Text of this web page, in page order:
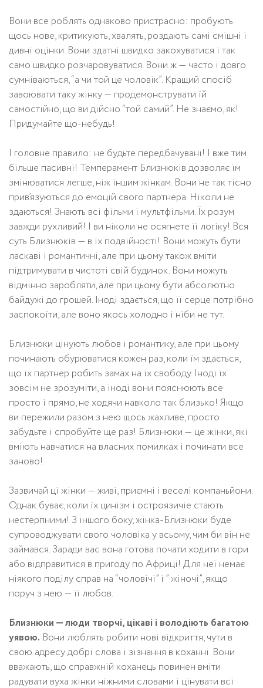
Вони все роблять однаково пристрасно: пробують
щось нове, критикують, хвалять, роздають самі смішні і
дивні оцінки. Вони здатні швидко закохуватися і так
само швидко розчаровуватися. Вони ж — часто і довго
сумніваються, “а чи той це чоловік”. Кращий спосіб
завоювати таку жінку — продемонструвати їй
самостійно, що ви дійсно “той самий”. Не знаємо, як!
Придумайте що-небудь!
І головне правило: не будьте передбачувані! І вже тим
більше пасивні! Темперамент Близнюків дозволяє їм
змінюватися легше, ніж іншим жінкам. Вони не так тісно
прив’язуються до емоцій свого партнера. Ніколи не
здаються! Знають всі фільми і мультфільми. Їх розум
завжди рухливий! І ви ніколи не осягнете її логіку! Вся
суть Близнюків — в їх подвійності! Вони можуть бути
ласкаві і романтичні, але при цьому також вміти
підтримувати в чистоті свій будинок. Вони можуть
відмінно заробляти, але при цьому бути абсолютно
байдужі до грошей. Іноді здається, що її серце потрібно
заспокоїти, але воно якось холодно і ніби не тут.
Близнюки цінують любов і романтику, але при цьому
починають обурюватися кожен раз, коли їм здається,
що їх партнер робить замах на їх свободу. Іноді їх
зовсім не зрозуміти, а іноді вони пояснюють все
просто і прямо, не ходячи навколо так близько! Якщо
ви пережили разом з нею щось жахливе, просто
забудьте і спробуйте ще раз! Близнюки — це жінки, які
вміють навчатися на власних помилках і починати все
заново!
Зазвичай ці жінки — живі, приємні і веселі компаньйони.
Однак буває, коли їх цинізм і остроязичіе стають
нестерпними! З іншого боку, жінка-Близнюки буде
супроводжувати свого чоловіка у всьому, чим би він не
займався. Заради вас вона готова почати ходити в гори
або відправитися в пригоду по Африці! Для неї немає
ніякого поділу справ на “чоловічі” і ” жіночі”, якщо
поруч з нею — її любов.
Близнюки — люди творчі, цікаві і володіють багатою
уявою. Вони люблять робити нові відкриття, чути в
свою адресу добрі слова і зізнання в коханні. Вони
вважають, що справжній коханець повинен вміти
радувати вуха жінки ніжними словами і цінувати всі